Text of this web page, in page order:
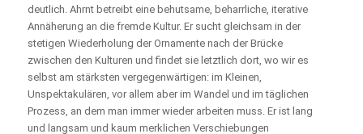
deutlich. Ahrnt betreibt eine behutsame, beharrliche, iterative
Annäherung an die fremde Kultur. Er sucht gleichsam in der
stetigen Wiederholung der Ornamente nach der Brücke
zwischen den Kulturen und findet sie letztlich dort, wo wir es
selbst am stärksten vergegenwärtigen: im Kleinen,
Unspektakulären, vor allem aber im Wandel und im täglichen
Prozess, an dem man immer wieder arbeiten muss. Er ist lang
und langsam und kaum merklichen Verschiebungen